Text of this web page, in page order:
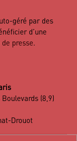
géré par des
d’une
presse.
(8,9)
Drouot